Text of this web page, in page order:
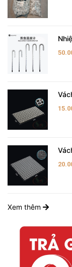
Xem thêm